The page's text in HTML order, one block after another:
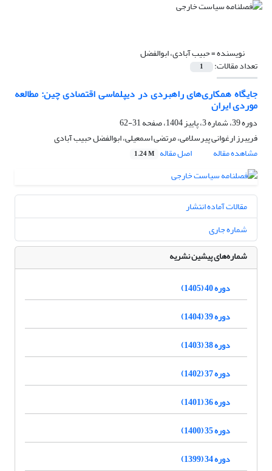
نویسنده =حبیب آبادی، ابوالفضل
تعداد مقالات: 1
جایگاه همکاری‌های راهبردی در دیپلماسی اقتصادی چین: مطالعه
موردی ایران
دوره 39، شماره 3، پاییز 1404، صفحه
31-62
فریبرز ارغوانی پیرسلامی، مرتضی اسمعیلی، ابوالفضل حبیب آبادی
مشاهده مقاله
اصل مقاله 1.24 M
مقالات آماده انتشار
شماره جاری
شماره‌های پیشین نشریه
دوره 40 (1405)
دوره 39 (1404)
دوره 38 (1403)
دوره 37 (1402)
دوره 36 (1401)
دوره 35 (1400)
دوره 34 (1399)